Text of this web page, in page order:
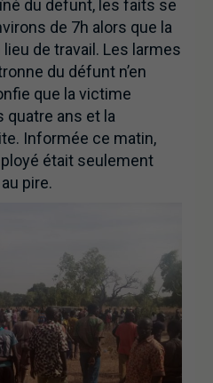
du defunt, les faits se
de 7h alors que la
de travail. Les larmes
du défunt n’en
que la victime
quatre ans et la
Informée ce matin,
était seulement
pire.